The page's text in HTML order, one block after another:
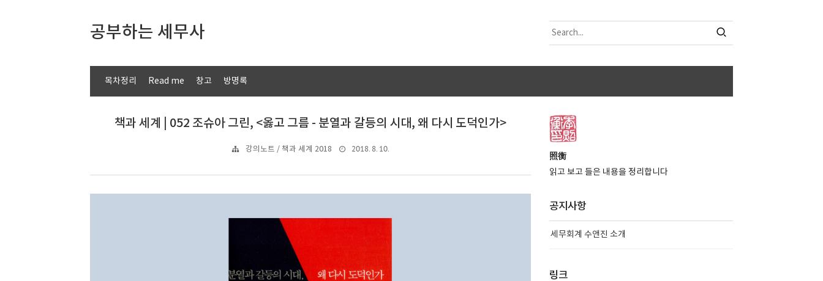
공부하는 세무사
목차정리 Read me 창고 방명록
책과 세계 | 052 조슈아 그린, <옳고 그름 - 분열과 갈등의 시대, 왜 다시 도덕인가>
강의노트 / 책과 세계 2018 2018. 8. 10.
照衡
읽고 보고 들은 내용을 정리합니다
공지사항
세무회계 수앤진 소개
링크